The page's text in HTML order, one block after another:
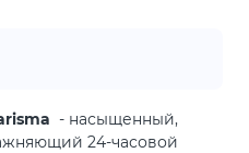
- насыщенный,
24-часовой